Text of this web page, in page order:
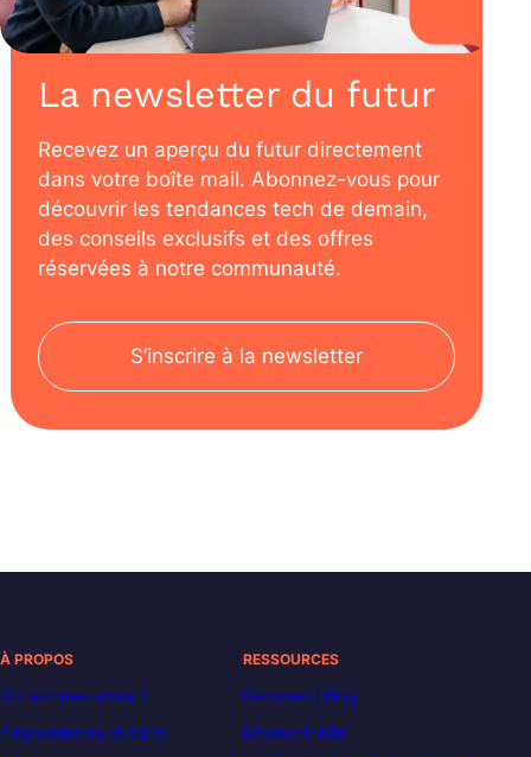
La newsletter du futur
Recevez un aperçu du futur directement
dans votre boîte mail. Abonnez-vous pour
découvrir les tendances tech de demain,
des conseils exclusifs et des offres
réservées à notre communauté.
S’inscrire à la newsletter
À PROPOS
Qui sommes-nous ?
Financements et tarifs
RESSOURCES
Decoded | Blog
Découvrir n8n